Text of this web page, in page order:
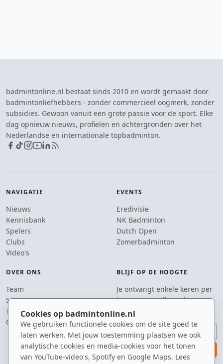
Cookies op badmintonline.nl
We gebruiken functionele cookies om de site goed te
laten werken. Met jouw toestemming plaatsen we ook
analytische cookies en media-cookies voor het tonen
van YouTube-video's, Spotify en Google Maps. Lees
badmintonline.nl bestaat sinds 2010 en wordt gemaakt door
badmintonliefhebbers - zonder commercieel oogmerk, zonder
subsidies. Gewoon vanuit een grote passie voor de sport. Elke
dag opnieuw nieuws, profielen en achtergronden over het
Nederlandse en internationale topbadminton.
NAVIGATIE
Nieuws
Kennisbank
Spelers
Clubs
Video's
EVENTS
Eredivisie
NK Badminton
Dutch Open
Zomerbadminton
OVER ONS
Team
Supporters
Tip de redactie
Contact
BLIJF OP DE HOOGTE
Je ontvangt enkele keren per
jaar een e-mail met het
laatste badmintonnieuws.
E-mailadres
aanmelden